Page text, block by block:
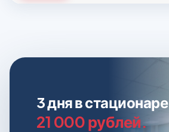
3 дня в стационаре
21 000 рублей.